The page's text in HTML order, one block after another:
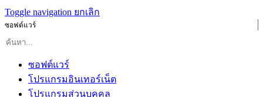
Toggle navigation ยกเลิก
ซอฟต์แวร์
ซอฟต์แวร์
โปรแกรมอินเทอร์เน็ต
โปรแกรมส่วนบุคคล